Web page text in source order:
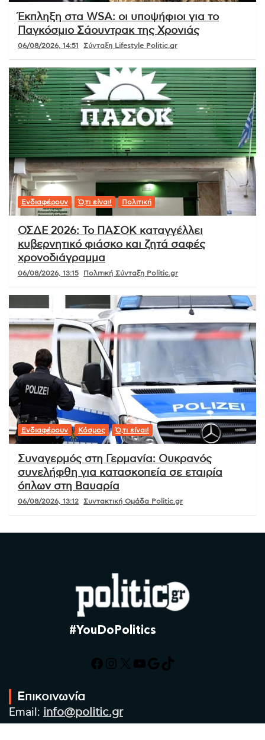
Έκπληξη στα WSA: οι υποψήφιοι για το
Παγκόσμιο Σάουντρακ της Χρονιάς
06/08/2026, 14:51 Σύνταξη Lifestyle Politic.gr
Ενδιαφέρουν Ό,τι είναι! Πολιτική
ΟΣΔΕ 2026: Το ΠΑΣΟΚ καταγγέλλει
κυβερνητικό φιάσκο και ζητά σαφές
χρονοδιάγραμμα
06/08/2026, 13:15 Πολιτική Σύνταξη Politic.gr
Ενδιαφέρουν Κόσμος Ό,τι είναι!
Συναγερμός στη Γερμανία: Ουκρανός
συνελήφθη για κατασκοπεία σε εταιρία
όπλων στη Βαυαρία
06/08/2026, 13:12 Συντακτική Ομάδα Politic.gr
#YouDoPolitics
Facebook
Instagram
X YouTube
Google
TikTok
Επικοινωνία
Email: info@politic.gr
Τηλ: